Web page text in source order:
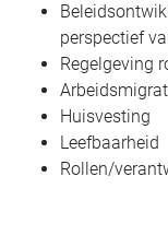
perspectief
Regelgeving
Huisvesting
Leefbaarheid
Rollen/